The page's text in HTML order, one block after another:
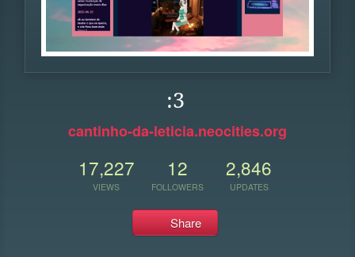
:3
cantinho-da-leticia.neocities.org
17,227
VIEWS
12
FOLLOWERS
2,846
UPDATES
Share